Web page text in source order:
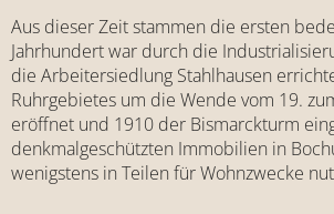
Aus dieser Zeit stammen die ersten
Jahrhundert war durch die
die Arbeitersiedlung Stahlhausen
Ruhrgebietes um die Wende vom 19.
eröffnet und 1910 der Bismarckturm
denkmalgeschützten Immobilien in
wenigstens in Teilen für Wohnzwecke